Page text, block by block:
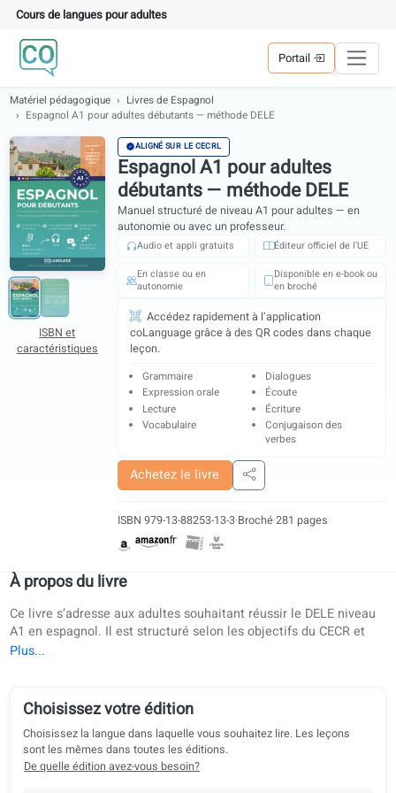
Cours de langues pour adultes
Portail
Matériel pédagogique Livres de Espagnol
ALIGNÉ SUR LE CECRL
Espagnol A1 pour adultes
débutants — méthode DELE
Manuel structuré de niveau A1 pour adultes —
autonomie ou avec un professeur.
Audio et appli gratuits
Éditeur officiel de
autonomie
en broché
coLanguage grâce à des QR codes dans
leçon.
Grammaire
Dialogues
Écoute
Vocabulaire
Achetez le livre
ISBN 979-13-88253-13-3·Broché·281 pages
À propos du livre
A1 en espagnol. Il est structuré selon les objectifs du CECR
conforme aux directives d’enseignement de l’UE, ce qui en
une ressource idéale pour l’auto-apprentissage comme
cours en présentiel ou en ligne. Développé avec plusieurs